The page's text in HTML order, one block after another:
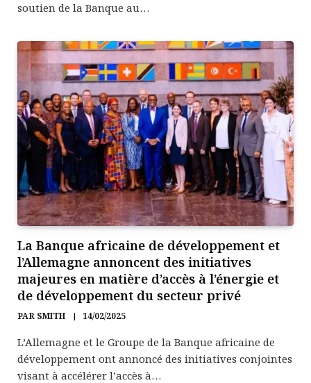
soutien de la Banque au…
La Banque africaine de développement et
l’Allemagne annoncent des initiatives
majeures en matière d’accès à l’énergie et
de développement du secteur privé
PAR SMITH 14/02/2025
L’Allemagne et le Groupe de la Banque africaine de
développement ont annoncé des initiatives conjointes
visant à accélérer l’accès à…